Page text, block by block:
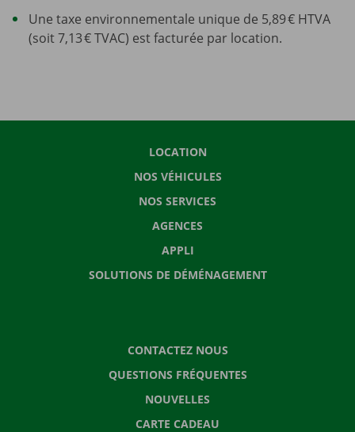
Une taxe environnementale unique de 5,89 € HTVA
(soit 7,13 € TVAC) est facturée par location.
LOCATION
NOS VÉHICULES
NOS SERVICES
AGENCES
APPLI
SOLUTIONS DE DÉMÉNAGEMENT
CONTACTEZ NOUS
QUESTIONS FRÉQUENTES
NOUVELLES
CARTE CADEAU